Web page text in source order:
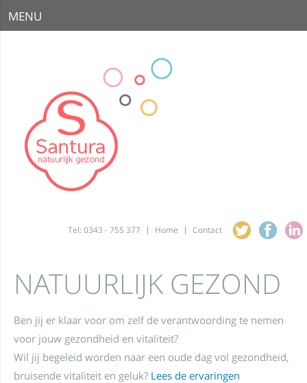
MENU
Tel: 0343 - 755 377 Home Contact
NATUURLIJK GEZOND
Ben jij er klaar voor om zelf de verantwoording te nemen
voor jouw gezondheid en vitaliteit?
Wil jij begeleid worden naar een oude dag vol gezondheid,
bruisende vitaliteit en geluk? Lees de ervaringen